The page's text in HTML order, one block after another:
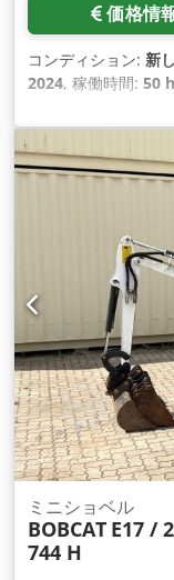
価格情
コンディション: 新
2024, 稼働時間: 50 h
ゼル, マスト型式:ト
キロワット (80.22 馬
ォーク長:2,400 mm
ミニショベル
BOBCAT E17 /
744 H